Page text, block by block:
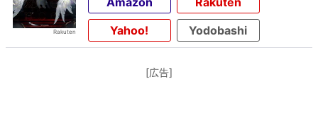
Yahoo!
Yodobashi
[広告]